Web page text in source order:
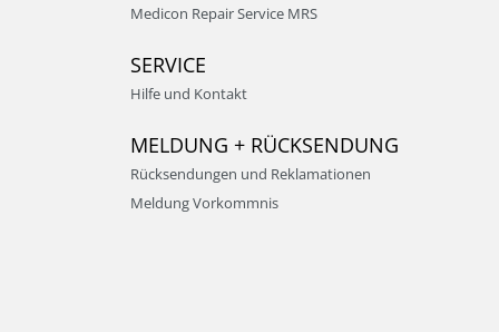
Medicon Repair Service MRS
SERVICE
Hilfe und Kontakt
MELDUNG + RÜCKSENDUNG
Rücksendungen und Reklamationen
Meldung Vorkommnis